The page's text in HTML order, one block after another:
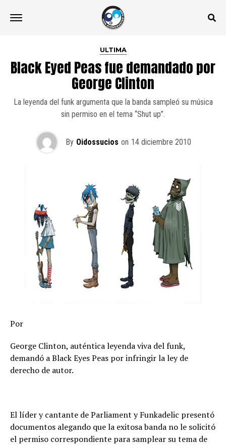
ULTIMA
Black Eyed Peas fue demandado por
George Clinton
La leyenda del funk argumenta que la banda sampleó su música
sin permiso en el tema “Shut up”.
By Oidossucios on 14 diciembre 2010
Por
George Clinton, auténtica leyenda viva del funk,
demandó a Black Eyes Peas por infringir la ley de
derecho de autor.
El líder y cantante de Parliament y Funkadelic presentó
documentos alegando que la exitosa banda no le solicitó
el permiso correspondiente para samplear su tema de